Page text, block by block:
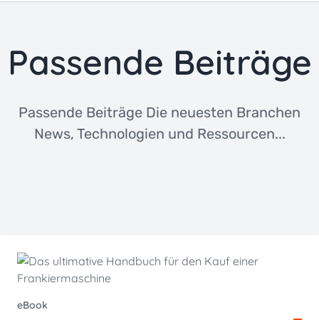
Passende Beiträge
Passende Beiträge Die neuesten Branchen
News, Technologien und Ressourcen...
eBook